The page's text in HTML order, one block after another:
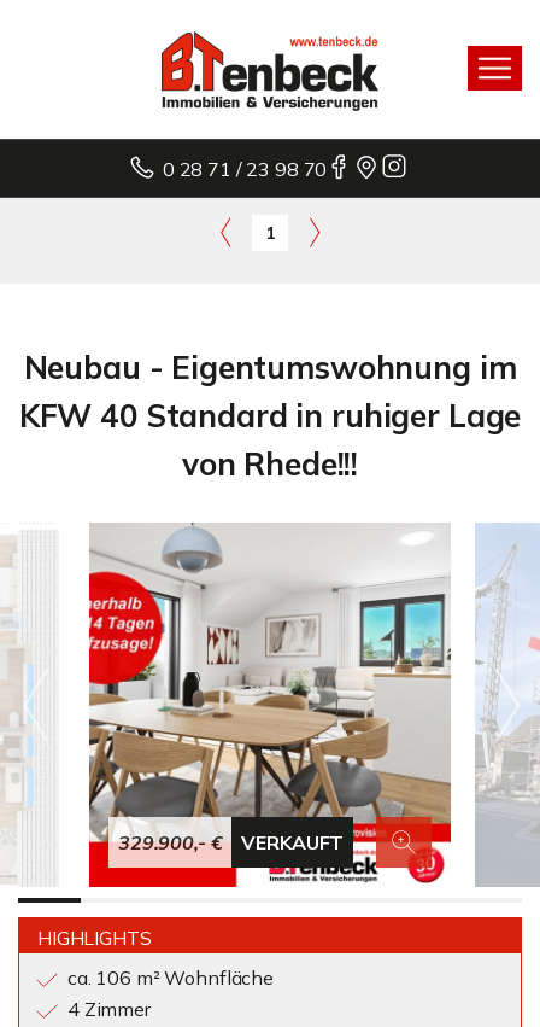
0 28 71 / 23 98 70
1
Neubau - Eigentumswohnung im
KFW 40 Standard in ruhiger Lage
von Rhede!!!
329.900,- € VERKAUFT
HIGHLIGHTS
ca. 106 m² Wohnfläche
4 Zimmer